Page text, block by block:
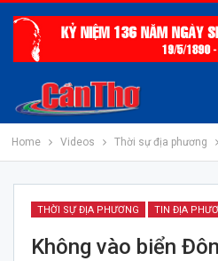
Home Videos Thời sự địa phương
THỜI SỰ ĐỊA PHƯƠNG TIN ĐỊA
Không vào biển